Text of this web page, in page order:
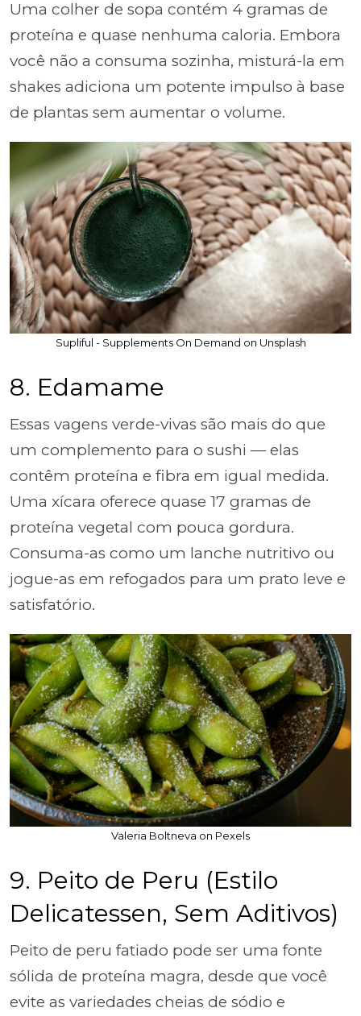
Uma colher de sopa contém 4 gramas de
proteína e quase nenhuma caloria. Embora
você não a consuma sozinha, misturá-la em
shakes adiciona um potente impulso à base
de plantas sem aumentar o volume.
Supliful - Supplements On Demand on Unsplash
8. Edamame
Essas vagens verde-vivas são mais do que
um complemento para o sushi — elas
contêm proteína e fibra em igual medida.
Uma xícara oferece quase 17 gramas de
proteína vegetal com pouca gordura.
Consuma-as como um lanche nutritivo ou
jogue-as em refogados para um prato leve e
satisfatório.
Valeria Boltneva on Pexels
9. Peito de Peru (Estilo
Delicatessen, Sem Aditivos)
Peito de peru fatiado pode ser uma fonte
sólida de proteína magra, desde que você
evite as variedades cheias de sódio e